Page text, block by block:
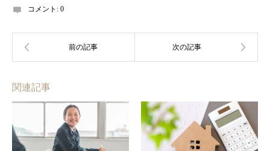
コメント: 0
関連記事